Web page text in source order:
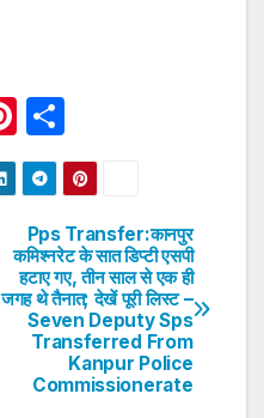
Pi
nt
er
e
st
h
ar
e
Pps Transfer:कानपुर
कमिश्नरेट के सात डिप्टी एसपी
हटाए गए, तीन साल से एक ही
जगह थे तैनात; देखें पूरी लिस्ट –
Seven Deputy Sps
Transferred From
Kanpur Police
Commissionerate